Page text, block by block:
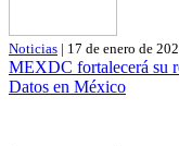
Noticias | 17 de enero de
MEXDC fortalecerá su
Datos en México